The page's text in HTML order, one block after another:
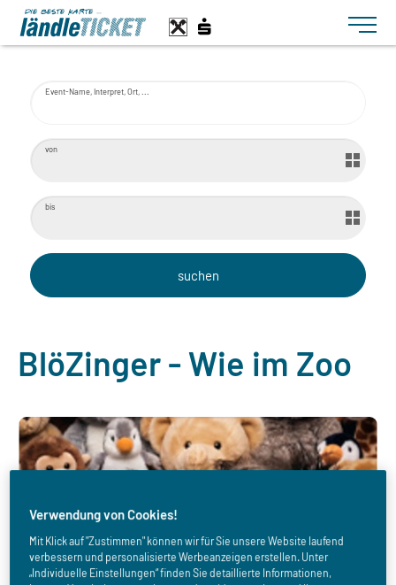
Toggle
Event-Name, Interpret, Ort, ...
von
bis
BlöZinger - Wie im Zoo
Verwendung von Cookies!
Mit Klick auf "Zustimmen" können wir für Sie unsere Website laufend
verbessern und personalisierte Werbeanzeigen erstellen. Unter
„Individuelle Einstellungen“ finden Sie detaillierte Informationen,